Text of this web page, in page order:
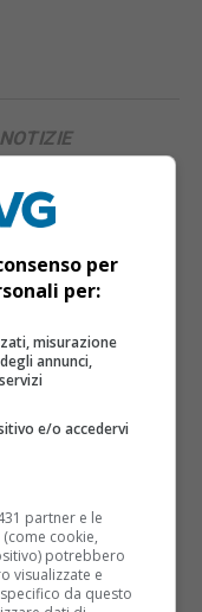
sui social:
da milioni
ecco tutte
dopo la
Osoppo
Venezia Giulia:
alle
per
per:
misurazione
annunci,
e/o accedervi
partner e le
cookie,
potrebbero
visualizzate e
da questo